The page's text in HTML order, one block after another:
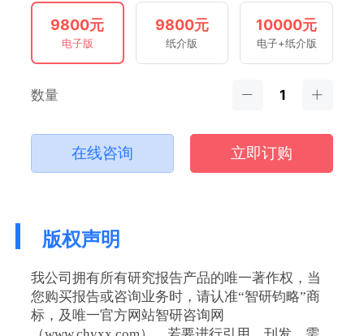
9800元
电子版
9800元
纸介版
10000元
电子+纸介版
数量
在线咨询 立即订购
版权声明
我公司拥有所有研究报告产品的唯一著作权，当
您购买报告或咨询业务时，请认准“智研钧略”商
标，及唯一官方网站智研咨询网